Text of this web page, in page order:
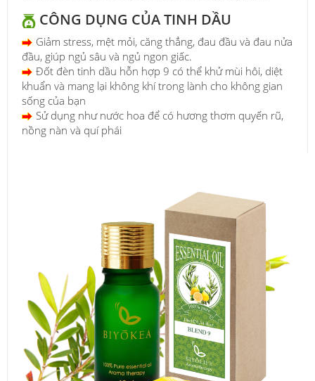
CÔNG DỤNG CỦA TINH DẦU
Giảm stress, mệt mỏi, căng thẳng, đau đầu và đau nửa
đầu, giúp ngủ sâu và ngủ ngon giấc.
Đốt đèn tinh dầu hỗn hợp 9 có thể khử mùi hôi, diệt
khuẩn và mang lại không khí trong lành cho không gian
sống của bạn
Sử dụng như nước hoa để có hương thơm quyến rũ,
nồng nàn và quí phái